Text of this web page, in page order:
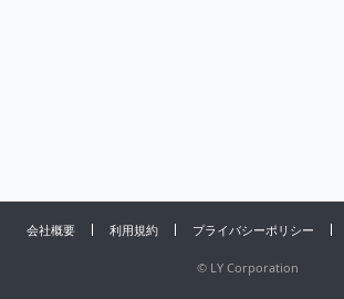
会社概要 利用規約 プライバシーポリシー
© LY Corporation